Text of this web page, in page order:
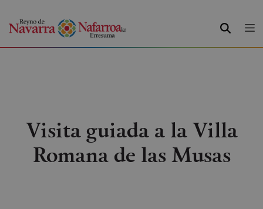
BUSCAR
Visita guiada a la Villa
Romana de las Musas